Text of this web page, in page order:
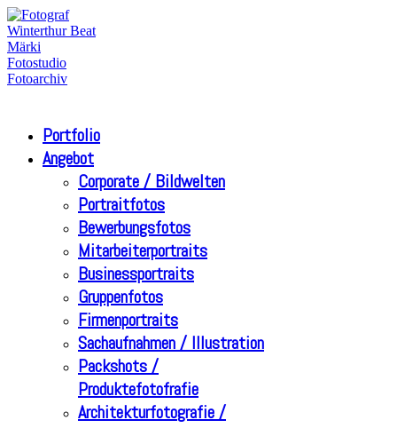
Portfolio
Angebot
Corporate / Bildwelten
Portraitfotos
Bewerbungsfotos
Mitarbeiterportraits
Businessportraits
Gruppenfotos
Firmenportraits
Sachaufnahmen / Illustration
Packshots /
Produktefotofrafie
Architekturfotografie /